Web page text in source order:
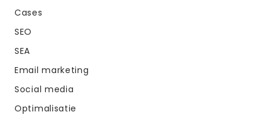
Cases
SEO
SEA
Email marketing
Social media
Optimalisatie